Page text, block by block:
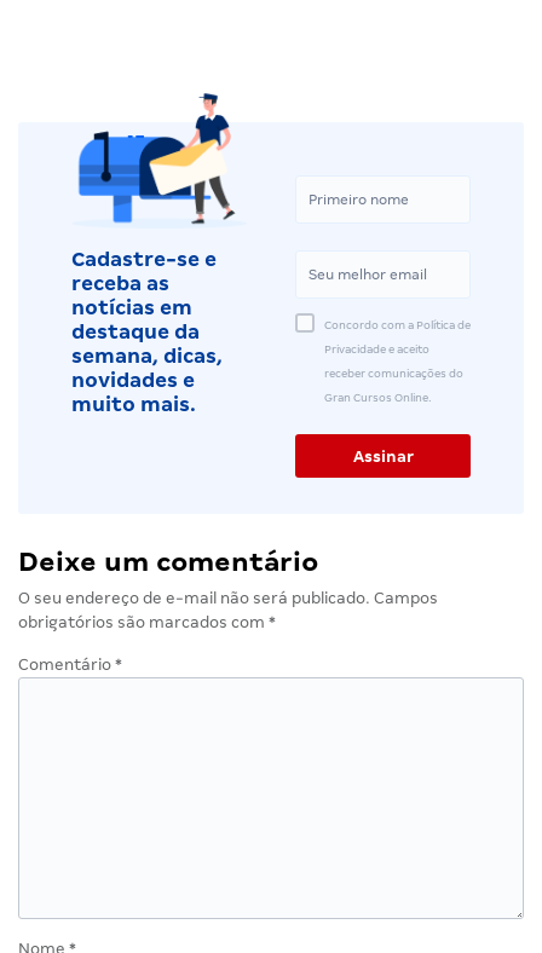
Cadastre-se e
receba as
notícias em
destaque da
semana, dicas,
novidades e
muito mais.
Concordo com a Política de
Privacidade e aceito
receber comunicações do
Gran Cursos Online.
Deixe um comentário
O seu endereço de e-mail não será publicado. Campos
obrigatórios são marcados com *
Comentário *
Nome *